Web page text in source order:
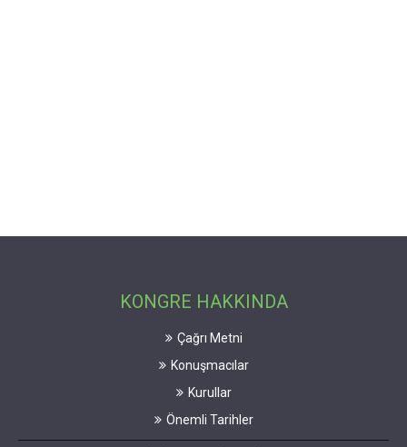
KONGRE HAKKINDA
Çağrı Metni
Konuşmacılar
Kurullar
Önemli Tarihler